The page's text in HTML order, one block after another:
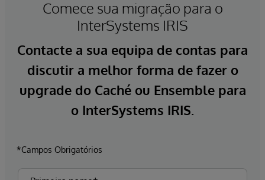
Comece sua migração para o
InterSystems IRIS
Contacte a sua equipa de contas para
discutir a melhor forma de fazer o
upgrade do Caché ou Ensemble para
o InterSystems IRIS.
*Campos Obrigatórios